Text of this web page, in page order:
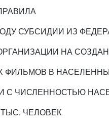
СУБСИДИИ ИЗ
НА
ФИЛЬМОВ В
С ЧИСЛЕННОСТЬЮ
ТЫС. ЧЕЛОВЕК